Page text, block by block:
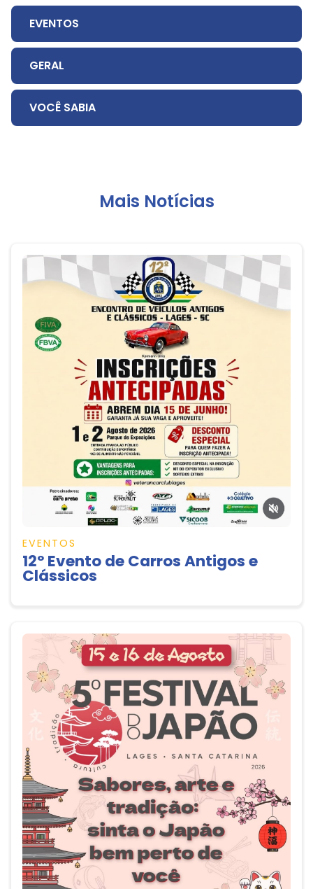
EVENTOS
GERAL
VOCÊ SABIA
Mais Notícias
EVENTOS
12º Evento de Carros Antigos e
Clássicos